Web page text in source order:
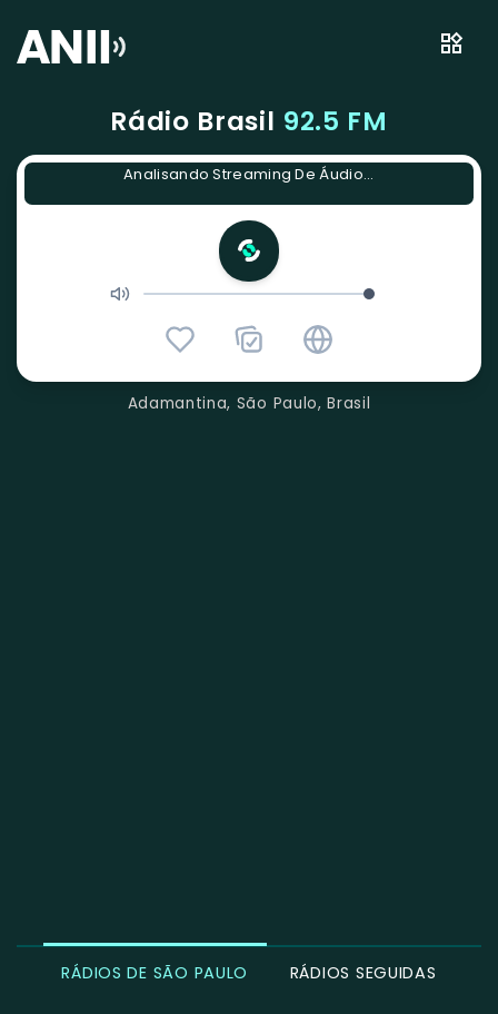
Rádio Brasil 92.5 FM
Analisando Streaming De Áudio...
Adamantina, São Paulo, Brasil
RÁDIOS DE SÃO PAULO RÁDIOS SEGUIDAS